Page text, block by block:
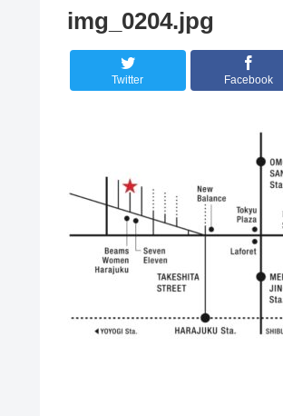
img_0204.jpg
Twitter Facebook